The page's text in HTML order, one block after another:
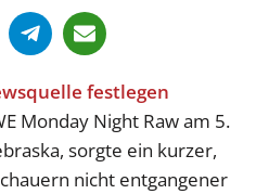
Monday Night Raw am 5.
sorgte ein kurzer,
nicht entgangener